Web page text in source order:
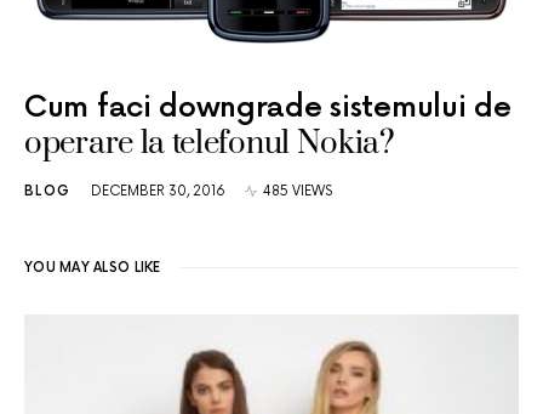
Cum faci downgrade sistemului de
operare la telefonul Nokia?
BLOG DECEMBER 30, 2016 485 VIEWS
YOU MAY ALSO LIKE